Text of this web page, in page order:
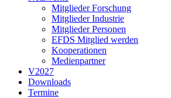
Mitglieder Forschung
Mitglieder Industrie
Mitglieder Personen
EFDS Mitglied werden
Kooperationen
Medienpartner
V2027
Downloads
Termine